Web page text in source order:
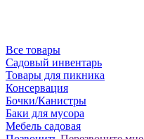
Все товары
Садовый инвентарь
Товары для пикника
Консервация
Бочки/Канистры
Баки для мусора
Мебель садовая